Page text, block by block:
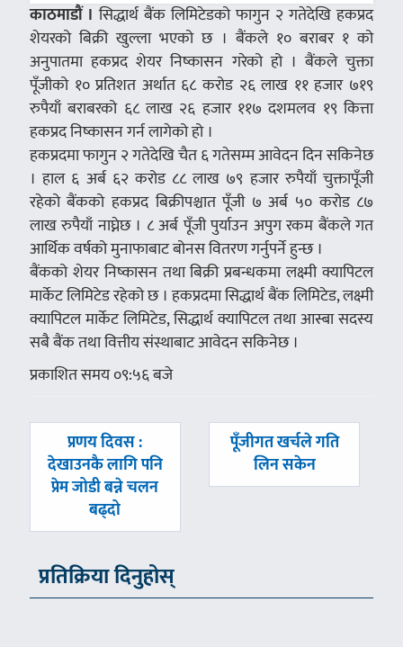
काठमाडौं । सिद्धार्थ बैंक लिमिटेडको फागुन २ गतेदेखि हकप्रद
शेयरको बिक्री खुल्ला भएको छ । बैंकले १० बराबर १ को
अनुपातमा हकप्रद शेयर निष्कासन गरेको हो । बैंकले चुक्ता
पूँजीको १० प्रतिशत अर्थात ६८ करोड २६ लाख ११ हजार ७१९
रुपैयाँ बराबरको ६८ लाख २६ हजार ११७ दशमलव १९ कित्ता
हकप्रद निष्कासन गर्न लागेको हो ।
हकप्रदमा फागुन २ गतेदेखि चैत ६ गतेसम्म आवेदन दिन सकिनेछ
। हाल ६ अर्ब ६२ करोड ८८ लाख ७९ हजार रुपैयाँ चुक्तापूँजी
रहेको बैंकको हकप्रद बिक्रीपश्चात पूँजी ७ अर्ब ५० करोड ८७
लाख रुपैयाँ नाघ्नेछ । ८ अर्ब पूँजी पुर्याउन अपुग रकम बैंकले गत
आर्थिक वर्षको मुनाफाबाट बोनस वितरण गर्नुपर्ने हुन्छ ।
बैंकको शेयर निष्कासन तथा बिक्री प्रबन्धकमा लक्ष्मी क्यापिटल
मार्केट लिमिटेड रहेको छ । हकप्रदमा सिद्धार्थ बैंक लिमिटेड, लक्ष्मी
क्यापिटल मार्केट लिमिटेड, सिद्धार्थ क्यापिटल तथा आस्बा सदस्य
सबै बैंक तथा वित्तीय संस्थाबाट आवेदन सकिनेछ ।
प्रकाशित समय ०९:५६ बजे
पछिल्लाे
-
प्रणय दिवस :
देखाउनकै लागि पनि
प्रेम जोडी बन्ने चलन
बढ्दो
अघिल्लाे
पूँजीगत खर्चले गति
लिन सकेन
प्रतिक्रिया दिनुहोस्